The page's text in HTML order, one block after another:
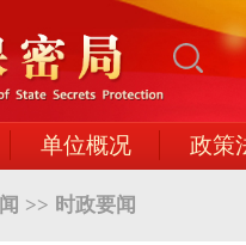
单位概况 政策
>> 时政要闻